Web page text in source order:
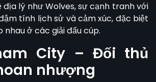
địa lý như Wolves, sự cạnh tranh với
tính lịch sử và cảm xúc, đặc biệt
nhau ở các giải đấu cúp.
City – Đối thủ
nhượng